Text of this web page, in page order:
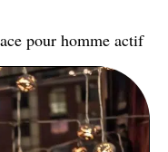
pour homme actif